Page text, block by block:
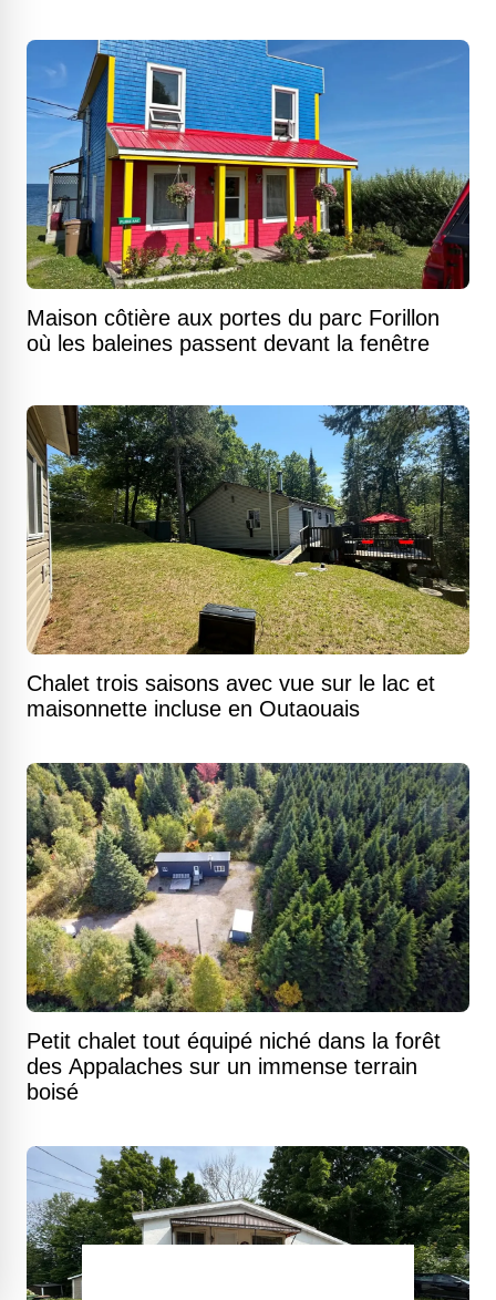
Maison côtière aux portes du parc Forillon
où les baleines passent devant la fenêtre
Chalet trois saisons avec vue sur le lac et
maisonnette incluse en Outaouais
Petit chalet tout équipé niché dans la forêt
des Appalaches sur un immense terrain
boisé